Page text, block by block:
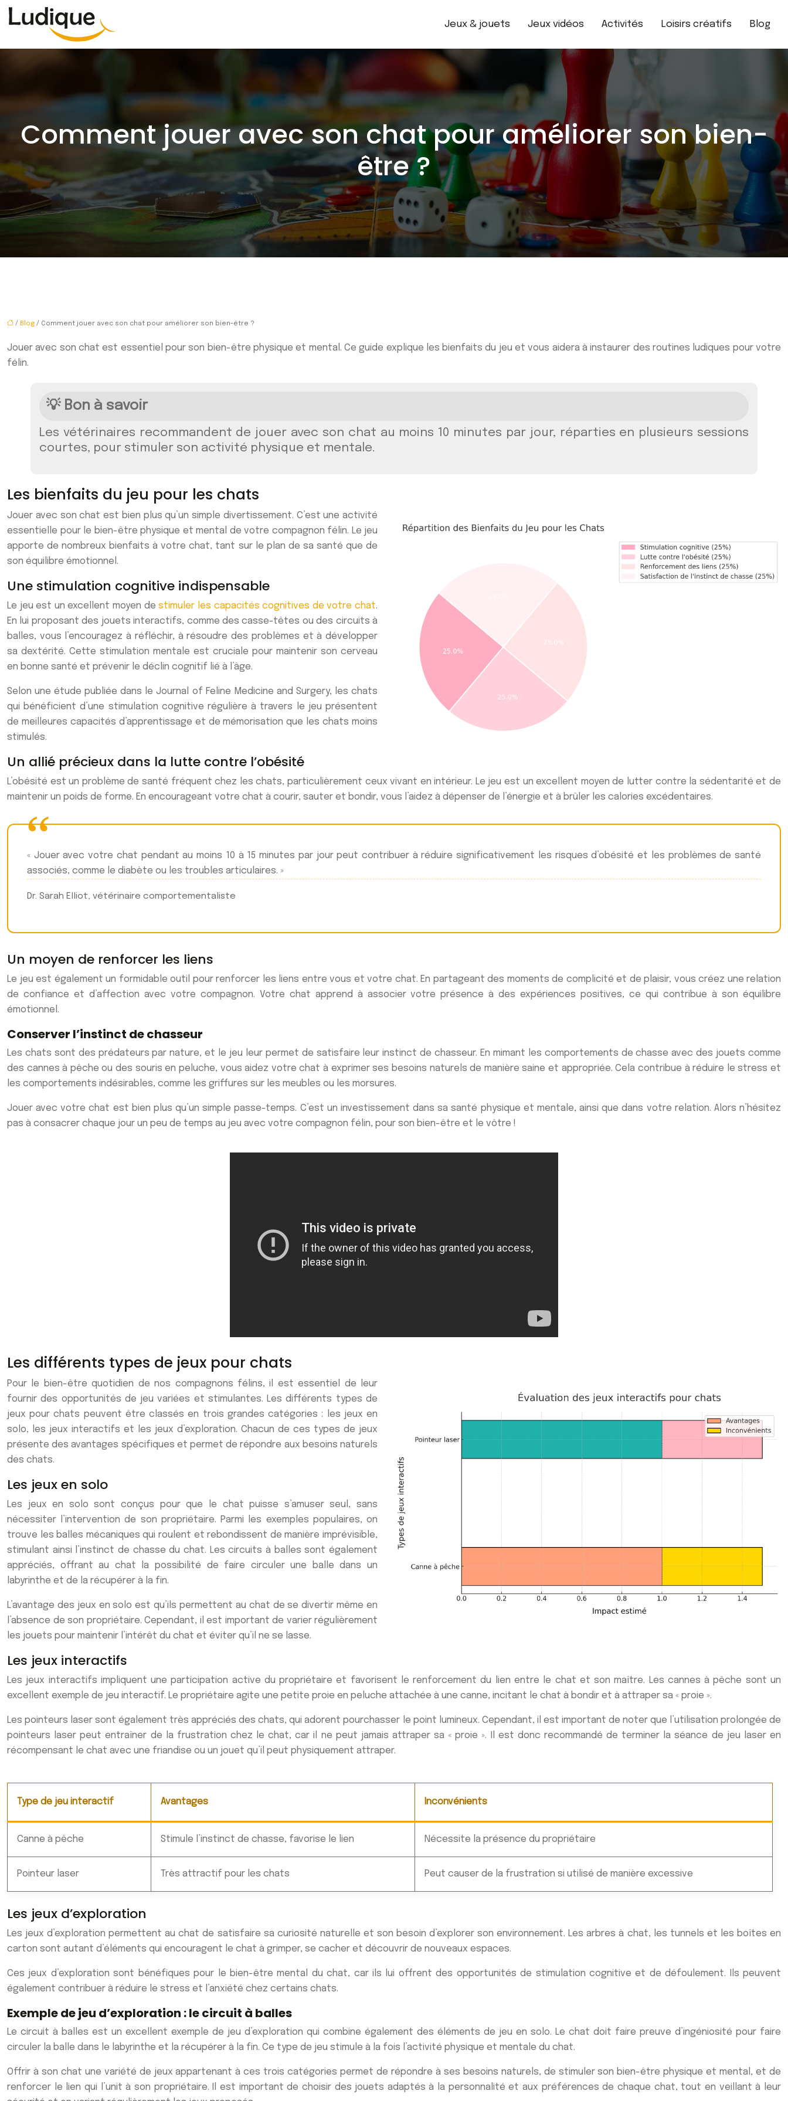
Jeux & jouets Jeux vidéos Activités Loisirs créatifs Blog
Comment jouer avec son chat pour améliorer son bien-
être ?
/ Blog / Comment jouer avec son chat pour améliorer son bien-être ?
Jouer avec son chat est essentiel pour son bien-être physique et mental. Ce guide explique les bienfaits du jeu et vous aidera à instaurer des routines ludiques pour votre
félin.
💡 Bon à savoir
Les vétérinaires recommandent de jouer avec son chat au moins 10 minutes par jour, réparties en plusieurs sessions
courtes, pour stimuler son activité physique et mentale.
Les bienfaits du jeu pour les chats
Jouer avec son chat est bien plus qu’un simple divertissement. C’est une activité
essentielle pour le bien-être physique et mental de votre compagnon félin. Le jeu
apporte de nombreux bienfaits à votre chat, tant sur le plan de sa santé que de
son équilibre émotionnel.
Une stimulation cognitive indispensable
Le jeu est un excellent moyen destimuler les capacités cognitives de votre chat.
En lui proposant des jouets interactifs, comme des casse-têtes ou des circuits à
balles, vous l’encouragez à réfléchir, à résoudre des problèmes et à développer
sa dextérité. Cette stimulation mentale est cruciale pour maintenir son cerveau
en bonne santé et prévenir le déclin cognitif lié à l’âge.
Selon une étude publiée dans le Journal of Feline Medicine and Surgery, les chats
qui bénéficient d’une stimulation cognitive régulière à travers le jeu présentent
de meilleures capacités d’apprentissage et de mémorisation que les chats moins
stimulés.
Un allié précieux dans la lutte contre l’obésité
L’obésité est un problème de santé fréquent chez les chats, particulièrement ceux vivant en intérieur. Le jeu est un excellent moyen de lutter contre la sédentarité et de
maintenir un poids de forme. En encourageant votre chat à courir, sauter et bondir, vous l’aidez à dépenser de l’énergie et à brûler les calories excédentaires.
« Jouer avec votre chat pendant au moins 10 à 15 minutes par jour peut contribuer à réduire significativement les risques d’obésité et les problèmes de santé
associés, comme le diabète ou les troubles articulaires. »
Dr. Sarah Elliot, vétérinaire comportementaliste
Un moyen de renforcer les liens
Le jeu est également un formidable outil pour renforcer les liens entre vous et votre chat. En partageant des moments de complicité et de plaisir, vous créez une relation
de confiance et d’affection avec votre compagnon. Votre chat apprend à associer votre présence à des expériences positives, ce qui contribue à son équilibre
émotionnel.
Conserver l’instinct de chasseur
Les chats sont des prédateurs par nature, et le jeu leur permet de satisfaire leur instinct de chasseur. En mimant les comportements de chasse avec des jouets comme
des cannes à pêche ou des souris en peluche, vous aidez votre chat à exprimer ses besoins naturels de manière saine et appropriée. Cela contribue à réduire le stress et
les comportements indésirables, comme les griffures sur les meubles ou les morsures.
Jouer avec votre chat est bien plus qu’un simple passe-temps. C’est un investissement dans sa santé physique et mentale, ainsi que dans votre relation. Alors n’hésitez
pas à consacrer chaque jour un peu de temps au jeu avec votre compagnon félin, pour son bien-être et le vôtre !
Les différents types de jeux pour chats
Pour le bien-être quotidien de nos compagnons félins, il est essentiel de leur
fournir des opportunités de jeu variées et stimulantes. Les différents types de
jeux pour chats peuvent être classés en trois grandes catégories : les jeux en
solo, les jeux interactifs et les jeux d’exploration. Chacun de ces types de jeux
présente des avantages spécifiques et permet de répondre aux besoins naturels
des chats.
Les jeux en solo
Les jeux en solo sont conçus pour que le chat puisse s’amuser seul, sans
nécessiter l’intervention de son propriétaire. Parmi les exemples populaires, on
trouve les balles mécaniques qui roulent et rebondissent de manière imprévisible,
stimulant ainsi l’instinct de chasse du chat. Les circuits à balles sont également
appréciés, offrant au chat la possibilité de faire circuler une balle dans un
labyrinthe et de la récupérer à la fin.
L’avantage des jeux en solo est qu’ils permettent au chat de se divertir même en
l’absence de son propriétaire. Cependant, il est important de varier régulièrement
les jouets pour maintenir l’intérêt du chat et éviter qu’il ne se lasse.
Les jeux interactifs
Les jeux interactifs impliquent une participation active du propriétaire et favorisent le renforcement du lien entre le chat et son maître. Les cannes à pêche sont un
excellent exemple de jeu interactif. Le propriétaire agite une petite proie en peluche attachée à une canne, incitant le chat à bondir et à attraper sa « proie ».
Les pointeurs laser sont également très appréciés des chats, qui adorent pourchasser le point lumineux. Cependant, il est important de noter que l’utilisation prolongée de
pointeurs laser peut entraîner de la frustration chez le chat, car il ne peut jamais attraper sa « proie ». Il est donc recommandé de terminer la séance de jeu laser en
récompensant le chat avec une friandise ou un jouet qu’il peut physiquement attraper.
Type de jeu interactif Avantages Inconvénients
Canne à pêche Stimule l’instinct de chasse, favorise le lien Nécessite la présence du propriétaire
Pointeur laser Très attractif pour les chats Peut causer de la frustration si utilisé de manière excessive
Les jeux d’exploration
Les jeux d’exploration permettent au chat de satisfaire sa curiosité naturelle et son besoin d’explorer son environnement. Les arbres à chat, les tunnels et les boîtes en
carton sont autant d’éléments qui encouragent le chat à grimper, se cacher et découvrir de nouveaux espaces.
Ces jeux d’exploration sont bénéfiques pour le bien-être mental du chat, car ils lui offrent des opportunités de stimulation cognitive et de défoulement. Ils peuvent
également contribuer à réduire le stress et l’anxiété chez certains chats.
Exemple de jeu d’exploration : le circuit à balles
Le circuit à balles est un excellent exemple de jeu d’exploration qui combine également des éléments de jeu en solo. Le chat doit faire preuve d’ingéniosité pour faire
circuler la balle dans le labyrinthe et la récupérer à la fin. Ce type de jeu stimule à la fois l’activité physique et mentale du chat.
Offrir à son chat une variété de jeux appartenant à ces trois catégories permet de répondre à ses besoins naturels, de stimuler son bien-être physique et mental, et de
renforcer le lien qui l’unit à son propriétaire. Il est important de choisir des jouets adaptés à la personnalité et aux préférences de chaque chat, tout en veillant à leur